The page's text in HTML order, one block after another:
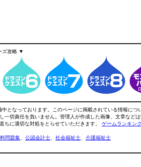
ズ攻略 ▼
となっております。このページに掲載されている情報につ
切責任を負いません。管理人が作成した画像、文章などは
ちに適切な対処をとらせていただきます。 ゲームランキン
問題集 公認会計士 社会福祉士 介護福祉士